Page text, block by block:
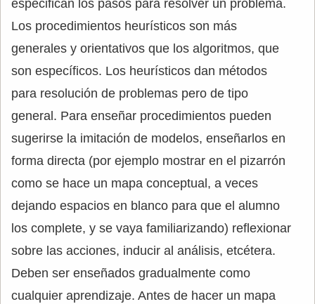
especifican los pasos para resolver un problema.
Los procedimientos heurísticos son más
generales y orientativos que los algoritmos, que
son específicos. Los heurísticos dan métodos
para resolución de problemas pero de tipo
general. Para enseñar procedimientos pueden
sugerirse la imitación de modelos, enseñarlos en
forma directa (por ejemplo mostrar en el pizarrón
como se hace un mapa conceptual, a veces
dejando espacios en blanco para que el alumno
los complete, y se vaya familiarizando) reflexionar
sobre las acciones, inducir al análisis, etcétera.
Deben ser enseñados gradualmente como
cualquier aprendizaje. Antes de hacer un mapa